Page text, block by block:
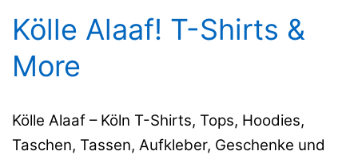
Kölle Alaaf! T-Shirts &
More
Kölle Alaaf – Köln T-Shirts, Tops, Hoodies,
Taschen, Tassen, Aufkleber, Geschenke und